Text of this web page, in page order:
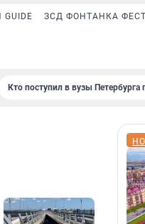
GUIDE ЗСД ФОНТАНКА ФЕСТ
Кто поступил в вузы Петербурга